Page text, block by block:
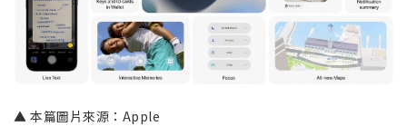
▲ 本篇圖片來源：Apple